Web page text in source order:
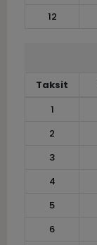
12
Taksit
1
2
3
4
5
6